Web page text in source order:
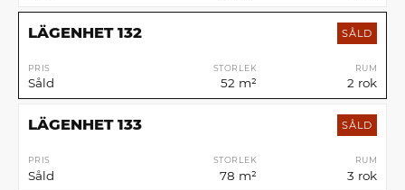
LÄGENHET 132
PRIS
Såld
STORLEK
52 m²
RUM
2 rok
SÅLD
LÄGENHET 133
PRIS
Såld
STORLEK
78 m²
RUM
3 rok
SÅLD